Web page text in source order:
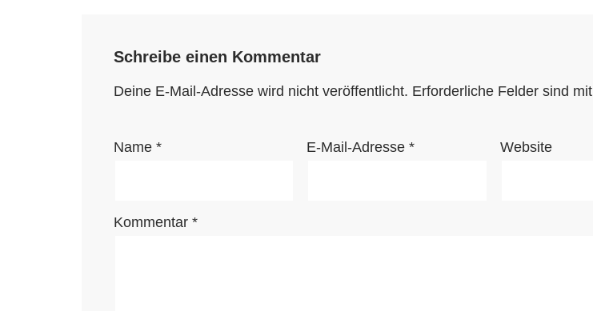
Schreibe einen Kommentar
Deine E-Mail-Adresse wird nicht veröffentlicht. Erforderliche Felder sind mit
Name * E-Mail-Adresse* Website
Kommentar *